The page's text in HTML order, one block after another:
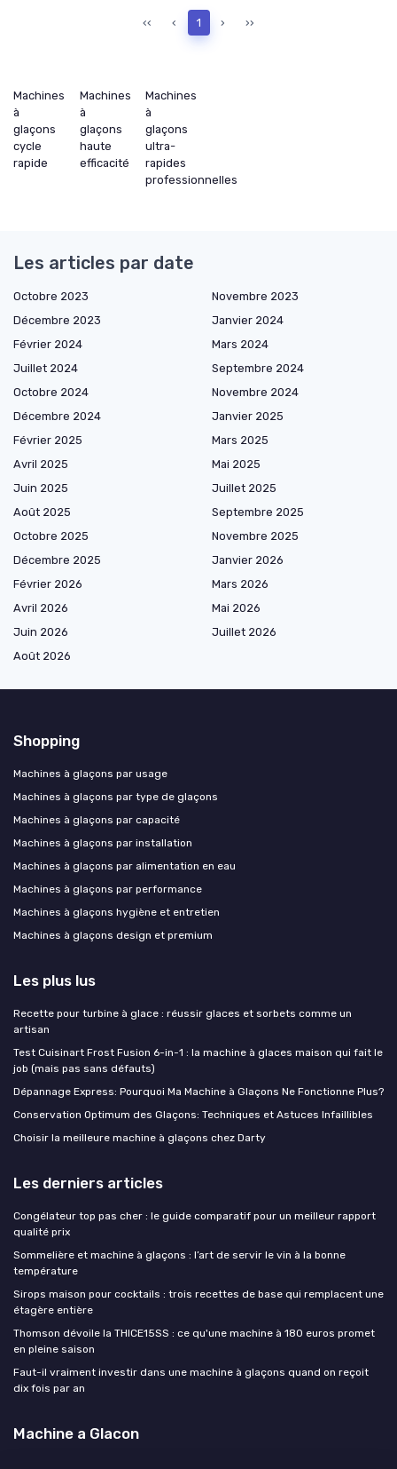
‹‹ ‹ 1 › ››
Machines
à
glaçons
cycle
rapide
Machines
à
glaçons
haute
efficacité
Machines
à
glaçons
ultra-
rapides
professionnelles
Les articles par date
Octobre 2023
Novembre 2023
Décembre 2023
Janvier 2024
Février 2024
Mars 2024
Juillet 2024
Septembre 2024
Octobre 2024
Novembre 2024
Décembre 2024
Janvier 2025
Février 2025
Mars 2025
Avril 2025
Mai 2025
Juin 2025
Juillet 2025
Août 2025
Septembre 2025
Octobre 2025
Novembre 2025
Décembre 2025
Janvier 2026
Février 2026
Mars 2026
Avril 2026
Mai 2026
Juin 2026
Juillet 2026
Août 2026
Shopping
Machines à glaçons par usage
Machines à glaçons par type de glaçons
Machines à glaçons par capacité
Machines à glaçons par installation
Machines à glaçons par alimentation en eau
Machines à glaçons par performance
Machines à glaçons hygiène et entretien
Machines à glaçons design et premium
Les plus lus
Recette pour turbine à glace : réussir glaces et sorbets comme un
artisan
Test Cuisinart Frost Fusion 6-in-1 : la machine à glaces maison qui fait le
job (mais pas sans défauts)
Dépannage Express: Pourquoi Ma Machine à Glaçons Ne Fonctionne Plus?
Conservation Optimum des Glaçons: Techniques et Astuces Infaillibles
Choisir la meilleure machine à glaçons chez Darty
Les derniers articles
Congélateur top pas cher : le guide comparatif pour un meilleur rapport
qualité prix
Sommelière et machine à glaçons : l’art de servir le vin à la bonne
température
Sirops maison pour cocktails : trois recettes de base qui remplacent une
étagère entière
Thomson dévoile la THICE15SS : ce qu'une machine à 180 euros promet
en pleine saison
Faut-il vraiment investir dans une machine à glaçons quand on reçoit
dix fois par an
Machine a Glacon